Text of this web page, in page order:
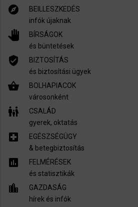
explore
BEILLESZKEDÉS
infók újaknak
pan_tool
BÍRSÁGOK
és büntetések
verified_user
BIZTOSÍTÁS
és biztosítási ügyek
shopping_basket
BOLHAPIACOK
városonként
family_restroom
CSALÁD
gyerek, oktatás
local_hospital
EGÉSZSÉGÜGY
​& betegbiztosítás
assessment
FELMÉRÉSEK
és statisztikák
location_city
GAZDASÁG
hírek és infók